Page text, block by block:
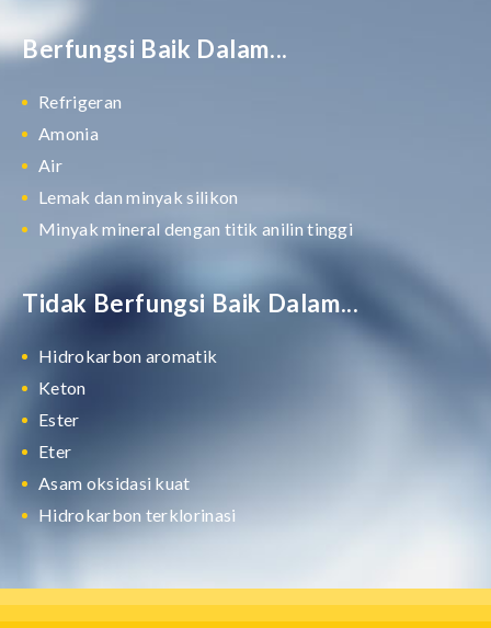
Berfungsi Baik Dalam...
Refrigeran
Amonia
Air
Lemak dan minyak silikon
Minyak mineral dengan titik anilin tinggi
Tidak Berfungsi Baik Dalam...
Hidrokarbon aromatik
Keton
Ester
Eter
Asam oksidasi kuat
Hidrokarbon terklorinasi